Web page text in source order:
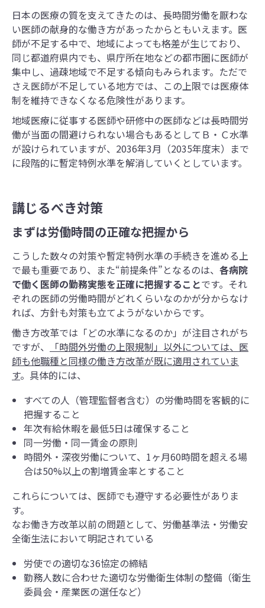
日本の医療の質を支えてきたのは、長時間労働を厭わな
い医師の献身的な働き方があったからともいえます。医
師が不足する中で、地域によっても格差が生じており、
同じ都道府県内でも、県庁所在地などの都市圏に医師が
集中し、過疎地域で不足する傾向もみられます。ただで
さえ医師が不足している地方では、この上限では医療体
制を維持できなくなる危険性があります。
地域医療に従事する医師や研修中の医師などは長時間労
働が当面の間避けられない場合もあるとしてＢ・Ｃ水準
が設けられていますが、2036年3月（2035年度末）まで
に段階的に暫定特例水準を解消していくとしています。
講じるべき対策
まずは労働時間の正確な把握から
こうした数々の対策や暫定特例水準の手続きを進める上
で最も重要であり、また“前提条件”となるのは、 各病院
で働く医師の勤務実態を正確に把握することです。それ
ぞれの医師の労働時間がどれくらいなのかが分からなけ
れば、方針も対策も立てようがないからです。
働き方改革では「どの水準になるのか」が注目されがち
ですが、
「時間外労働の上限規制」以外については、医
師も他職種と同様の働き方改革が既に適用されていま
す。具体的には、
すべての人（管理監督者含む）の労働時間を客観的に
把握すること
年次有給休暇を最低5日は確保すること
同一労働・同一賃金の原則
時間外・深夜労働について、1ヶ月60時間を超える場
合は50%以上の割増賃金率とすること
これらについては、医師でも遵守する必要性がありま
す。
なお働き方改革以前の問題として、労働基準法・労働安
全衛生法において明記されている
労使での適切な36協定の締結
勤務人数に合わせた適切な労働衛生体制の整備（衛生
委員会・産業医の選任など）